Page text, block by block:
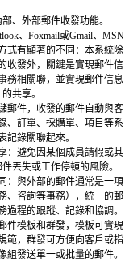
、外部郵件收發功能。
、Foxmail或Gmail、MSN
式有顯著的不同：本系統除
收發外，關鍵是實現郵件信
務相關聯，並實現郵件信息
的共享。
郵件，收發的郵件自動與客
、訂單、採購單、項目等系
記錄關聯起來。
：避免因某個成員請假或其
丟失或工作停頓的風險。
：與外部的郵件通常是一項
、咨詢等事務），統一的郵
過程的跟蹤、記錄和協調。
件模板和群發，模板可實現
範，群發可方便向客戶或指
組發送單一或批量的郵件。